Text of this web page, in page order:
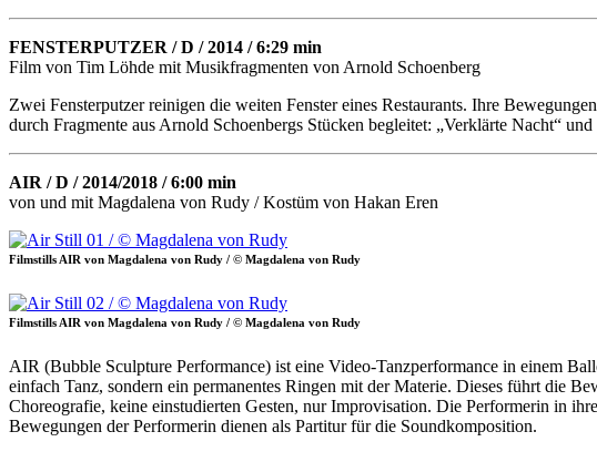
FENSTERPUTZER / D / 2014 / 6:29 min
Film von Tim Löhde mit Musikfragmenten von Arnold Schoenberg
Zwei Fensterputzer reinigen die weiten Fenster eines Restaurants. Ihre
durch Fragmente aus Arnold Schoenbergs Stücken begleitet: „Verklärte Nacht“
AIR / D / 2014/2018 / 6:00 min
von und mit Magdalena von Rudy / Kostüm von Hakan Eren
Filmstills AIR von Magdalena von Rudy / © Magdalena von Rudy
Filmstills AIR von Magdalena von Rudy / © Magdalena von Rudy
AIR (Bubble Sculpture Performance) ist eine Video-Tanzperformance in einem
einfach Tanz, sondern ein permanentes Ringen mit der Materie. Dieses führt die
Choreografie, keine einstudierten Gesten, nur Improvisation. Die Performerin in
Bewegungen der Performerin dienen als Partitur für die Soundkomposition.